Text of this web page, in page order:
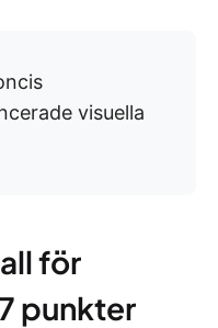
visuella
för
punkter